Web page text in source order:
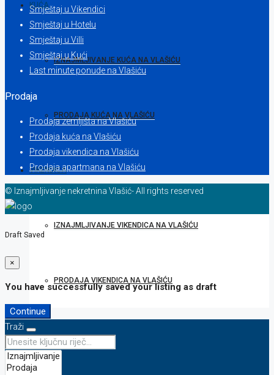
KUĆA
IZNAJMLJIVANJE KUĆA NA VLAŠIĆU
PRODAJA KUĆA NA VLAŠIĆU
VIKENDICA
IZNAJMLJIVANJE VIKENDICA NA VLAŠIĆU
PRODAJA VIKENDICA NA VLAŠIĆU
VILLA
Smještaj u Vikendici
Smještaj u Hotelu
Smještaj u Villi
Smještaj u Kući
Last minute ponude na Vlašiću
Prodaja
Prodaja zemljišta na Vlašiću
Prodaja kuća na Vlašiću
Prodaja vikendica na Vlašiću
Prodaja apartmana na Vlašiću
© Iznajmljivanje nekretnina Vlašić- All rights reserved
Draft Saved
×
You have successfully saved your listing as draft
Continue
Traži